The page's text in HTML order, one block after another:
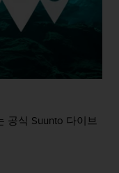
공식 Suunto 다이브